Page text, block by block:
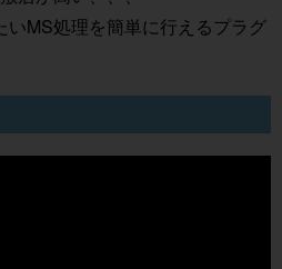
いMS処理を簡単に行えるプラグ